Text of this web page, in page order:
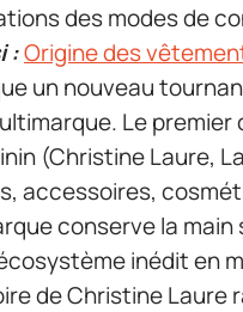
des modes de
:Origine des
un nouveau
Le
(Christine Laure,
accessoires,
conserve la
inédit en
de Christine Laure